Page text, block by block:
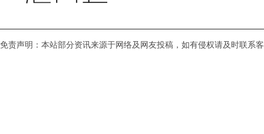
免责声明：本站部分资讯来源于网络及网友投稿，如有侵权请及时联系